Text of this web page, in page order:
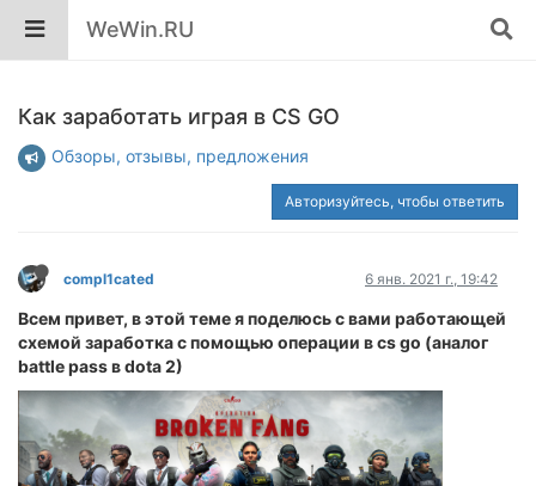
WeWin.RU
Как заработать играя в CS GO
Обзоры, отзывы, предложения
Авторизуйтесь, чтобы ответить
compl1cated 6 янв. 2021 г., 19:42
Всем привет, в этой теме я поделюсь с вами работающей
схемой заработка с помощью операции в cs go (аналог
battle pass в dota 2)